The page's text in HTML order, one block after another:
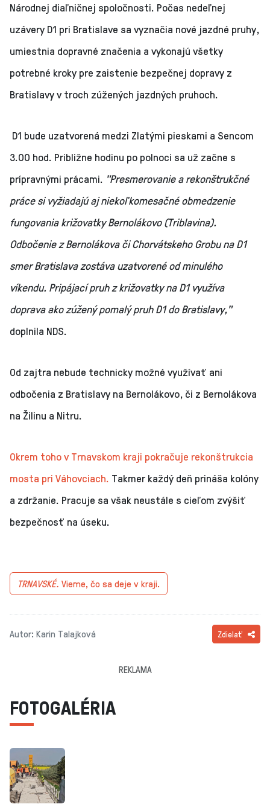
Národnej diaľničnej spoločnosti. Počas nedeľnej
uzávery D1 pri Bratislave sa vyznačia nové jazdné pruhy,
umiestnia dopravné značenia a vykonajú všetky
potrebné kroky pre zaistenie bezpečnej dopravy z
Bratislavy v troch zúžených jazdných pruhoch.
D1 bude uzatvorená medzi Zlatými pieskami a Sencom
3.00 hod. Približne hodinu po polnoci sa už začne s
prípravnými prácami. "Presmerovanie a rekonštrukčné
práce si vyžiadajú aj niekoľkomesačné obmedzenie
fungovania križovatky Bernolákovo (Triblavina).
Odbočenie z Bernolákova či Chorvátskeho Grobu na D1
smer Bratislava zostáva uzatvorené od minulého
víkendu. Pripájací pruh z križovatky na D1 využíva
doprava ako zúžený pomalý pruh D1 do Bratislavy,"
doplnila NDS.
Od zajtra nebude technicky možné využívať ani
odbočenia z Bratislavy na Bernolákovo, či z Bernolákova
na Žilinu a Nitru.
Okrem toho v Trnavskom kraji pokračuje rekonštrukcia
mosta pri Váhovciach. Takmer každý deň prináša kolóny
a zdržanie. Pracuje sa však neustále s cieľom zvýšiť
bezpečnosť na úseku.
TRNAVSKÉ. Vieme, čo sa deje v kraji.
Autor: Karin Talajková Zdielať
REKLAMA
FOTOGALÉRIA